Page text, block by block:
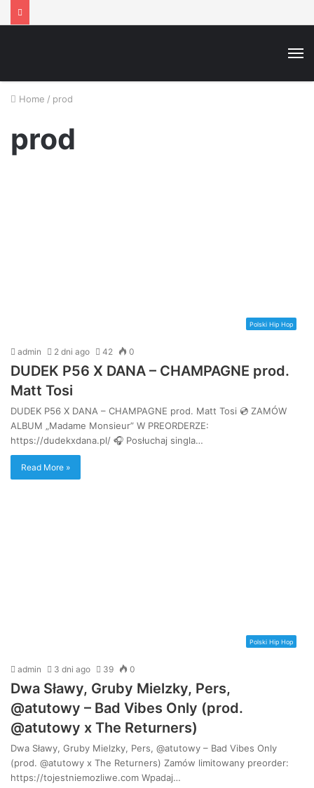
Home prod
prod
Polski Hip Hop
admin 2 dni ago 42
DUDEK P56 X DANA – CHAMPAGNE prod.
Matt Tosi
DUDEK P56 X DANA – CHAMPAGNE prod. Matt Tosi 💿 ZAMÓW
ALBUM „Madame Monsieur” W PREORDERZE:
https://dudekxdana.pl/ 🎧 Posłuchaj singla…
Read More »
Polski Hip Hop
admin 3 dni ago 39
Dwa Sławy, Gruby Mielzky, Pers,
@atutowy – Bad Vibes Only (prod.
@atutowy x The Returners)
Dwa Sławy, Gruby Mielzky, Pers, @atutowy – Bad Vibes Only
(prod. @atutowy x The Returners) Zamów limitowany preorder:
https://tojestniemozliwe.com Wpadaj…